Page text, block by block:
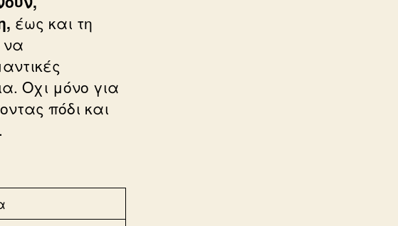
έως και τη
να
Οχι μόνο για
πόδι και